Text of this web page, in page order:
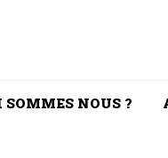
SOMMES NOUS ?